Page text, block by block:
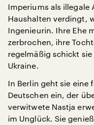
Imperiums als illegale
Haushalten verdingt,
Ingenieurin. Ihre Ehe
zerbrochen, ihre
regelmäßig schickt
Ukraine.
In Berlin geht sie eine
Deutschen ein, der
verwitwete Nastja
im Unglück. Sie